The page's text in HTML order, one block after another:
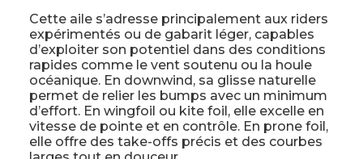
Cette aile s’adresse principalement aux riders
expérimentés ou de gabarit léger, capables
d’exploiter son potentiel dans des conditions
rapides comme le vent soutenu ou la houle
océanique. En downwind, sa glisse naturelle
permet de relier les bumps avec un minimum
d’effort. En wingfoil ou kite foil, elle excelle en
vitesse de pointe et en contrôle. En prone foil,
elle offre des take-offs précis et des courbes